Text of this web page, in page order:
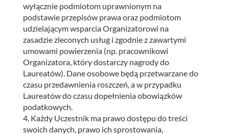
wyłącznie podmiotom uprawnionym na
podstawie przepisów prawa oraz podmiotom
udzielającym wsparcia Organizatorowi na
zasadzie zleconych usług i zgodnie z zawartymi
umowami powierzenia (np. pracownikowi
Organizatora, który dostarczy nagrody do
Laureatów). Dane osobowe będą przetwarzane do
czasu przedawnienia roszczeń, a w przypadku
Laureatów do czasu dopełnienia obowiązków
podatkowych.
4. Każdy Uczestnik ma prawo dostępu do treści
swoich danych, prawo ich sprostowania,